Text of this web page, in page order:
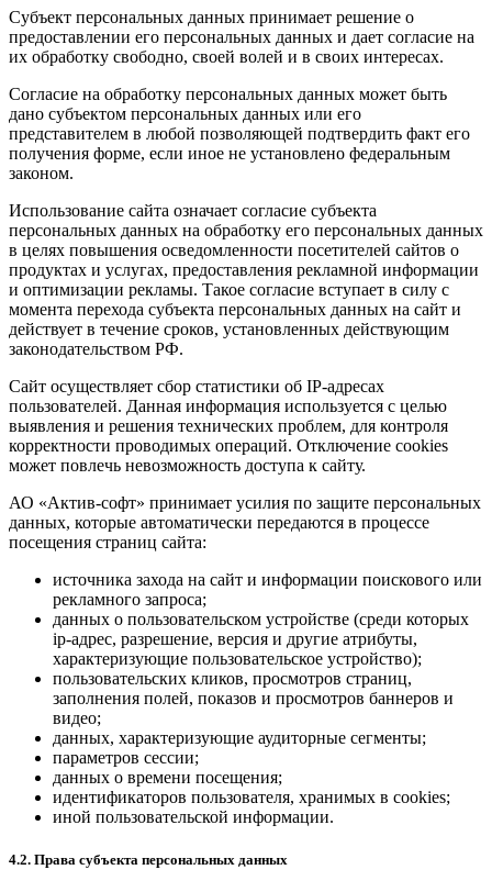
Субъект персональных данных принимает решение о
предоставлении его персональных данных и дает согласие на
их обработку свободно, своей волей и в своих интересах.
Согласие на обработку персональных данных может быть
дано субъектом персональных данных или его
представителем в любой позволяющей подтвердить факт его
получения форме, если иное не установлено федеральным
законом.
Использование сайта означает согласие субъекта
персональных данных на обработку его персональных данных
в целях повышения осведомленности посетителей сайтов о
продуктах и услугах, предоставления рекламной информации
и оптимизации рекламы. Такое согласие вступает в силу с
момента перехода субъекта персональных данных на сайт и
действует в течение сроков, установленных действующим
законодательством РФ.
Сайт осуществляет сбор статистики об IP-адресах
пользователей. Данная информация используется с целью
выявления и решения технических проблем, для контроля
корректности проводимых операций. Отключение cookies
может повлечь невозможность доступа к сайту.
АО «Актив-софт» принимает усилия по защите персональных
данных, которые автоматически передаются в процессе
посещения страниц сайта:
источника захода на сайт и информации поискового или
рекламного запроса;
данных о пользовательском устройстве (среди которых
ip-адрес, разрешение, версия и другие атрибуты,
характеризующие пользовательское устройство);
пользовательских кликов, просмотров страниц,
заполнения полей, показов и просмотров баннеров и
видео;
данных, характеризующие аудиторные сегменты;
параметров сессии;
данных о времени посещения;
идентификаторов пользователя, хранимых в cookies;
иной пользовательской информации.
4.2. Права субъекта персональных данных